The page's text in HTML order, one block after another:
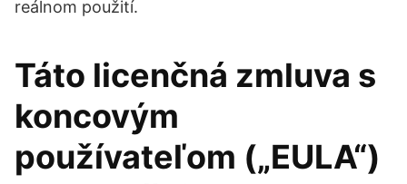
reálnom použití.
Táto licenčná zmluva s
koncovým
používateľom („EULA“)